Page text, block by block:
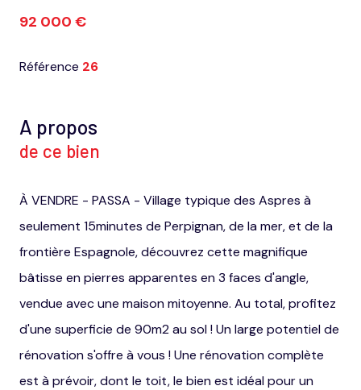
92 000 €
Référence 26
A propos
de ce bien
À VENDRE - PASSA - Village typique des Aspres à
seulement 15minutes de Perpignan, de la mer, et de la
frontière Espagnole, découvrez cette magnifique
bâtisse en pierres apparentes en 3 faces d'angle,
vendue avec une maison mitoyenne. Au total, profitez
d'une superficie de 90m2 au sol ! Un large potentiel de
rénovation s'offre à vous ! Une rénovation complète
est à prévoir, dont le toit, le bien est idéal pour un